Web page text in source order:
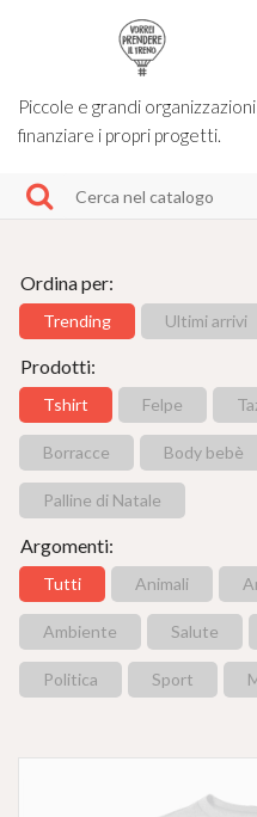
Piccole e grandi
finanziare i propri progetti.
Ordina per:
Trending Ultimi arrivi
Prodotti:
Tshirt Felpe
Borracce Body bebè
Palline di Natale
Argomenti:
Tutti Animali
Ambiente Salute
Politica Sport